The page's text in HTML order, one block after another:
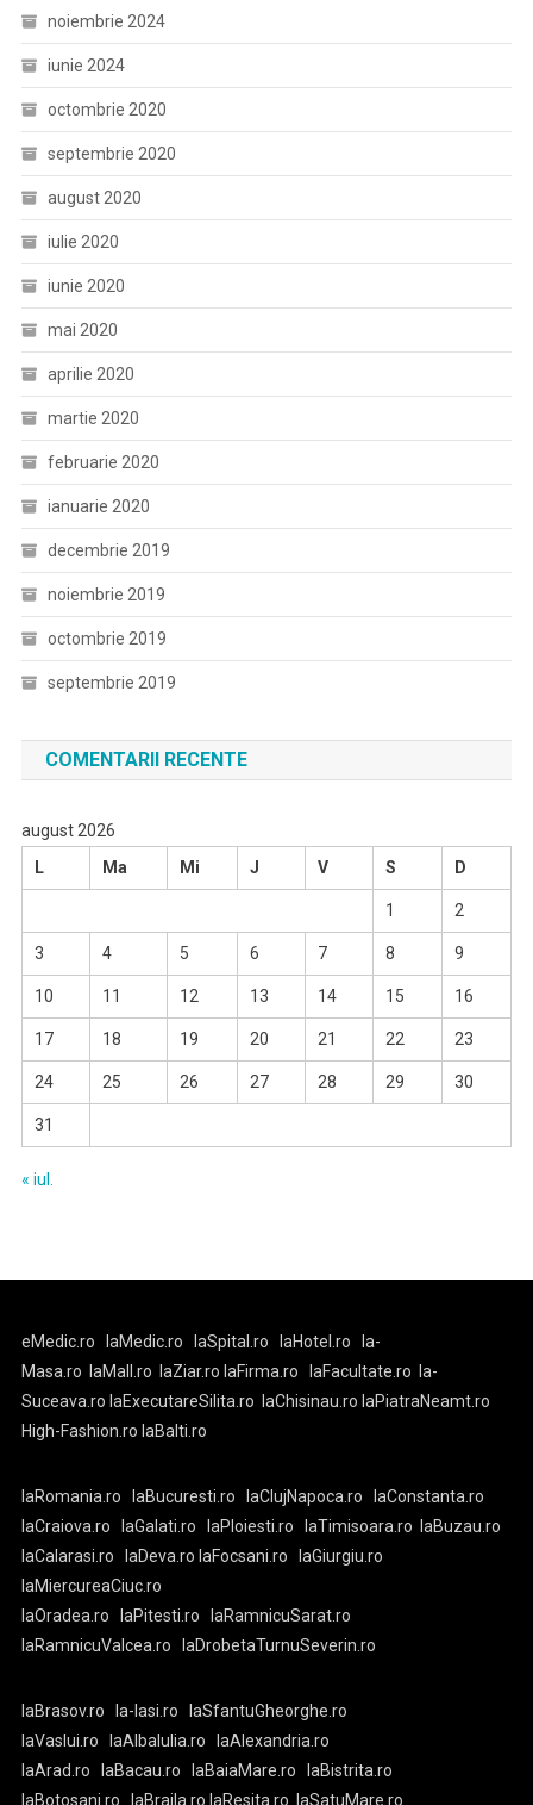
noiembrie 2024
iunie 2024
octombrie 2020
septembrie 2020
august 2020
iulie 2020
iunie 2020
mai 2020
aprilie 2020
martie 2020
februarie 2020
ianuarie 2020
decembrie 2019
noiembrie 2019
octombrie 2019
septembrie 2019
COMENTARII RECENTE
august 2026
L
Ma Mi J V S D
1 2
3 4 5 6 7 8 9
10 11 12 13 14 15 16
17 18 19 20 21 22 23
24 25 26 27 28 29 30
31
« iul.
eMedic.ro laMedic.ro laSpital.ro laHotel.ro
la-
Masa.ro
laMall.ro laZiar.ro laFirma.ro laFacultate.ro
la-
Suceava.ro laExecutareSilita.ro laChisinau.ro laPiatraNeamt.ro
High-Fashion.ro laBalti.ro
laRomania.ro laBucuresti.ro laClujNapoca.ro
laConstanta.ro
laCraiova.ro
laGalati.ro laPloiesti.ro laTimisoara.ro
laBuzau.ro
laCalarasi.ro
laDeva.ro laFocsani.ro
laGiurgiu.ro
laMiercureaCiuc.ro
laOradea.ro
laPitesti.ro
laRamnicuSarat.ro
laRamnicuValcea.ro
laDrobetaTurnuSeverin.ro
laBrasov.ro la-Iasi.ro
laSfantuGheorghe.ro
laVaslui.ro
laAlbaIulia.ro
laAlexandria.ro
laArad.ro
laBacau.ro laBaiaMare.ro
laBistrita.ro
laBotosani.ro
laBraila.ro laResita.ro laSatuMare.ro